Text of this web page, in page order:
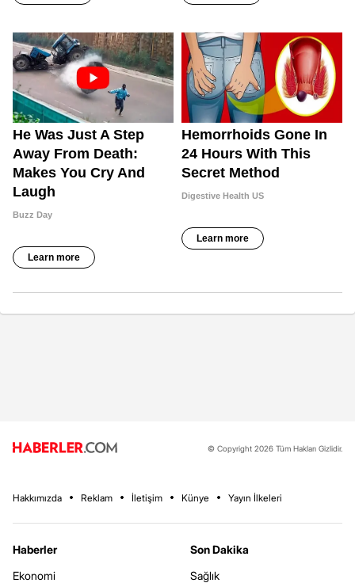
© Copyright 2026 Tüm Hakları Gizlidir.
Hakkımızda Reklam İletişim Künye Yayın İlkeleri
Haberler
Ekonomi
Son Dakika
Sağlık